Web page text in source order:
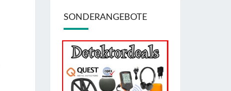
SONDERANGEBOTE